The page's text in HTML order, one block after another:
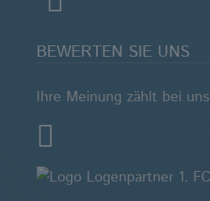
BEWERTEN SIE UNS
Ihre Meinung zählt bei uns